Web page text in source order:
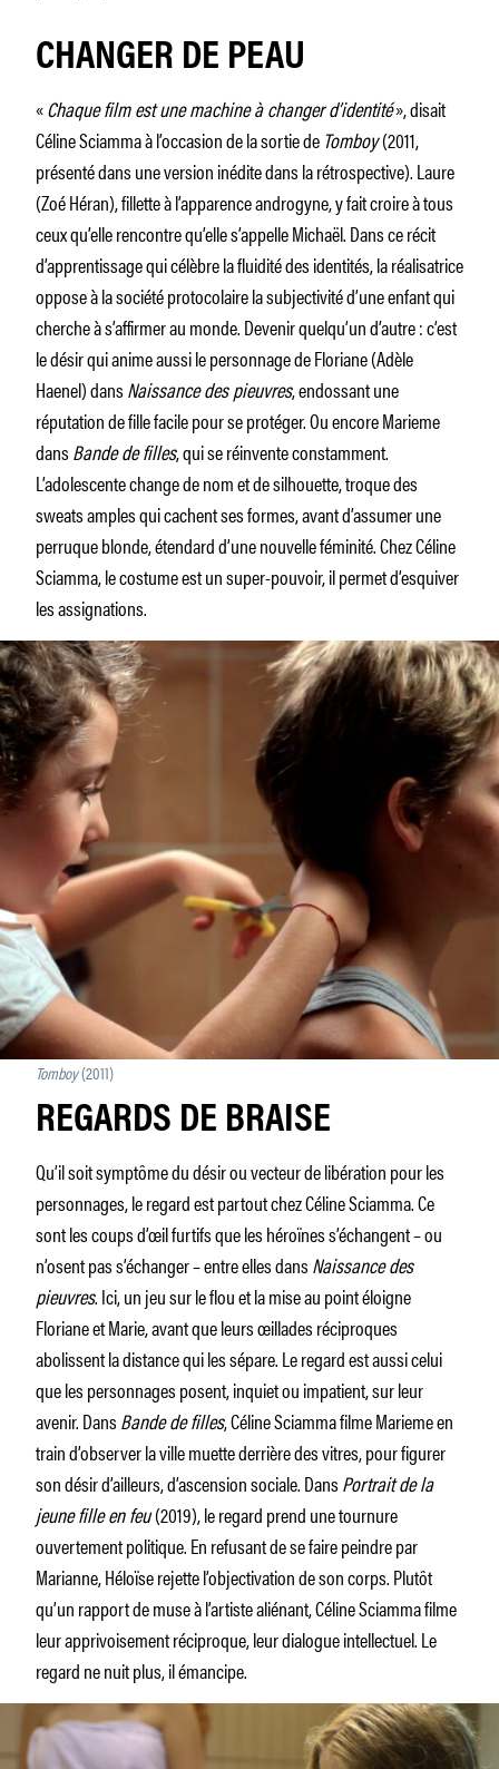
CHANGER DE PEAU
«Chaque film est une machine à changer d’identité»,disait
Céline Sciamma à l’occasion de la sortie de Tomboy(2011,
présenté dans une version inédite dans la rétrospective). Laure
(Zoé Héran), fillette à l’apparence androgyne, y fait croire à tous
ceux qu’elle rencontre qu’elle s’appelle Michaël. Dans ce récit
d’apprentissage qui célèbre la fluidité des identités, la réalisatrice
oppose à la société protocolaire la subjectivité d’une enfant qui
cherche à s’affirmer au monde. Devenir quelqu’un d’autre : c’est
le désir qui anime aussi le personnage de Floriane (Adèle
Haenel) dansNaissance des pieuvres,endossant une
réputation de fille facile pour se protéger. Ou encore Marieme
dansBande de filles,qui se réinvente constamment.
L’adolescente change de nom et de silhouette, troque des
sweats amples qui cachent ses formes, avant d’assumer une
perruque blonde, étendard d’une nouvelle féminité. Chez Céline
Sciamma, le costume est un super-pouvoir, il permet d’esquiver
les assignations.
Tomboy(2011)
REGARDS DE BRAISE
Qu’il soit symptôme du désir ou vecteur de libération pour les
personnages, le regard est partout chez Céline Sciamma. Ce
sont les coups d’œil furtifs que les héroïnes s’échangent – ou
n’osent pas s’échanger – entre elles dansNaissance des
pieuvres.Ici, un jeu sur le flou et la mise au point éloigne
Floriane et Marie, avant que leurs œillades réciproques
abolissent la distance qui les sépare. Le regard est aussi celui
que les personnages posent, inquiet ou impatient, sur leur
avenir. DansBande de filles,Céline Sciamma filme Marieme en
train d’observer la ville muette derrière des vitres, pour figurer
son désir d’ailleurs, d’ascension sociale. DansPortrait de la
jeune fille en feu(2019),le regard prend une tournure
ouvertement politique. En refusant de se faire peindre par
Marianne, Héloïse rejette l’objectivation de son corps. Plutôt
qu’un rapport de muse à l’artiste aliénant, Céline Sciamma filme
leur apprivoisement réciproque, leur dialogue intellectuel. Le
regard ne nuit plus, il émancipe.